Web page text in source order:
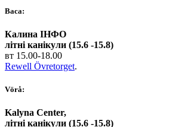
Васа:
Калина ІНФО
літні канікули (15.6 -15.8)
вт 15.00-18.00
Rewell Övretorget.
Vörå:
Kalyna Center,
літні канікули (15.6 -15.8)